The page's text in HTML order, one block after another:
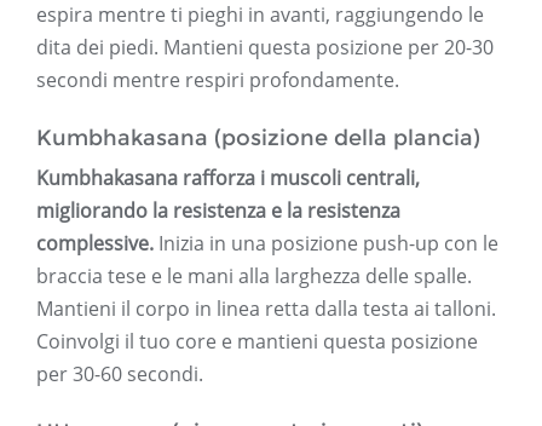
espira mentre ti pieghi in avanti, raggiungendo le
dita dei piedi. Mantieni questa posizione per 20-30
secondi mentre respiri profondamente.
Kumbhakasana (posizione della plancia)
Kumbhakasana rafforza i muscoli centrali,
migliorando la resistenza e la resistenza
complessive. Inizia in una posizione push-up con le
braccia tese e le mani alla larghezza delle spalle.
Mantieni il corpo in linea retta dalla testa ai talloni.
Coinvolgi il tuo core e mantieni questa posizione
per 30-60 secondi.